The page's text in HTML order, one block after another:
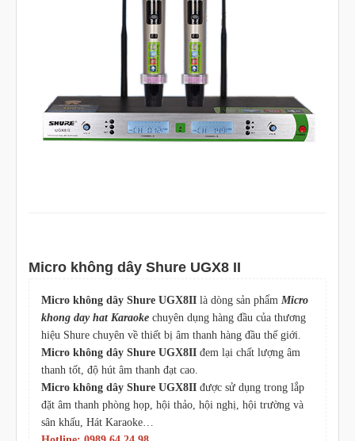
Micro không dây Shure UGX8 II
Micro không dây Shure UGX8II là dòng sản phẩm Micro
khong day hat Karaoke chuyên dụng hàng đầu của thương
hiệu Shure chuyên về thiết bị âm thanh hàng đầu thế giới.
Micro không dây Shure UGX8II đem lại chất lượng âm
thanh tốt, độ hút âm thanh đạt cao.
Micro không dây Shure UGX8II được sử dụng trong lắp
đặt âm thanh phòng họp, hội thảo, hội nghị, hội trường và
sân khấu, Hát Karaoke…